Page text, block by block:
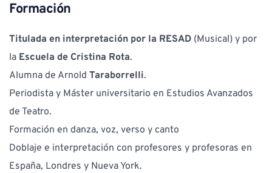
Formación
Titulada en interpretación por la RESAD (Musical) y por
la Escuela de Cristina Rota.
Alumna de Arnold Taraborrelli.
Periodista y Máster universitario en Estudios Avanzados
de Teatro.
Formación en danza, voz, verso y canto
Doblaje e interpretación con profesores y profesoras en
España, Londres y Nueva York.